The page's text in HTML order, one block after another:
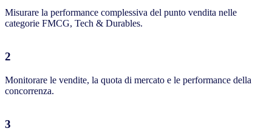
Misurare la performance complessiva del punto vendita nelle
categorie FMCG, Tech & Durables.
2
Monitorare le vendite, la quota di mercato e le performance della
concorrenza.
3